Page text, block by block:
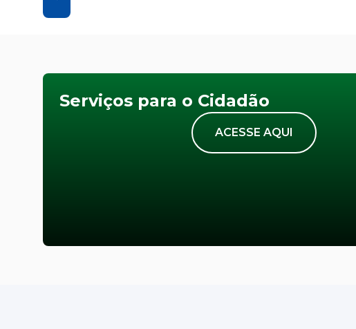
Serviços para o Cidadão
ACESSE AQUI